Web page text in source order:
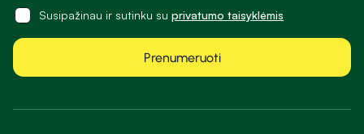
Susipažinau ir sutinku su privatumo taisyklėmis
Prenumeruoti